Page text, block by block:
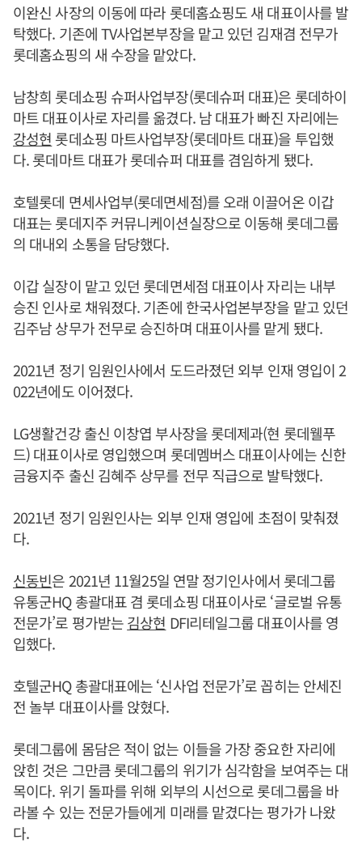
이완신 사장의 이동에 따라 롯데홈쇼핑도 새 대표이사를 발
탁했다. 기존에 TV사업본부장을 맡고 있던 김재겸 전무가
롯데홈쇼핑의 새 수장을 맡았다.
남창희 롯데쇼핑 슈퍼사업부장(롯데슈퍼 대표)은 롯데하이
마트 대표이사로 자리를 옮겼다. 남 대표가 빠진 자리에는
강성현롯데쇼핑 마트사업부장(롯데마트 대표)을 투입했
다. 롯데마트 대표가 롯데슈퍼 대표를 겸임하게 됐다.
호텔롯데 면세사업부(롯데면세점)를 오래 이끌어온 이갑
대표는 롯데지주 커뮤니케이션실장으로 이동해 롯데그룹
의 대내외 소통을 담당했다.
이갑 실장이 맡고 있던 롯데면세점 대표이사 자리는 내부
승진 인사로 채워졌다. 기존에 한국사업본부장을 맡고 있던
김주남 상무가 전무로 승진하며 대표이사를 맡게 됐다.
2021년 정기 임원인사에서 도드라졌던 외부 인재 영입이 2
022년에도 이어졌다.
LG생활건강 출신 이창엽 부사장을 롯데제과(현 롯데웰푸
드) 대표이사로 영입했으며 롯데멤버스 대표이사에는 신한
금융지주 출신 김혜주 상무를 전무 직급으로 발탁했다.
2021년 정기 임원인사는 외부 인재 영입에 초점이 맞춰졌
다.
신동빈은 2021년 11월25일 연말 정기인사에서 롯데그룹
유통군HQ 총괄대표 겸 롯데쇼핑 대표이사로 ‘글로벌 유통
전문가’로 평가받는김상현 DFI리테일그룹 대표이사를 영
입했다.
호텔군HQ 총괄대표에는 ‘신사업 전문가’로 꼽히는 안세진
전 놀부 대표이사를 앉혔다.
롯데그룹에 몸담은 적이 없는 이들을 가장 중요한 자리에
앉힌 것은 그만큼 롯데그룹의 위기가 심각함을 보여주는 대
목이다. 위기 돌파를 위해 외부의 시선으로 롯데그룹을 바
라볼 수 있는 전문가들에게 미래를 맡겼다는 평가가 나왔
다.